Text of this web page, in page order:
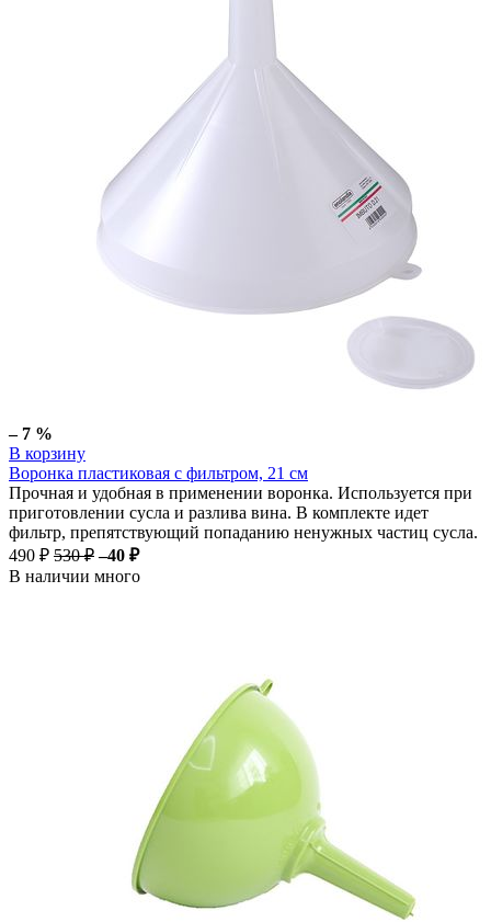
– 7 %
В корзину
Воронка пластиковая с фильтром, 21 см
Прочная и удобная в применении воронка. Используется при
приготовлении сусла и разлива вина. В комплекте идет
фильтр, препятствующий попаданию ненужных частиц сусла.
490 ₽ 530 ₽ –40 ₽
В наличии много